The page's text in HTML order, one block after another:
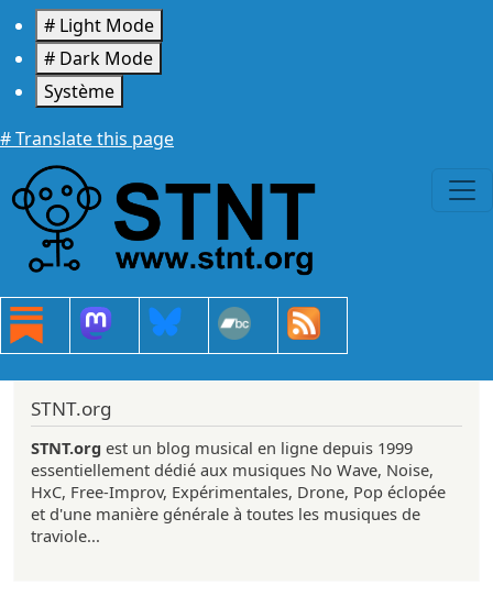
Aller au contenu principal
# Light Mode
# Dark Mode
Système
# Translate this page
STNT.org
STNT.org est un blog musical en ligne depuis 1999
essentiellement dédié aux musiques No Wave, Noise,
HxC, Free-Improv, Expérimentales, Drone, Pop éclopée
et d'une manière générale à toutes les musiques de
traviole...